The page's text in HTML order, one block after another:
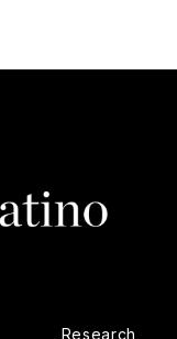
Research